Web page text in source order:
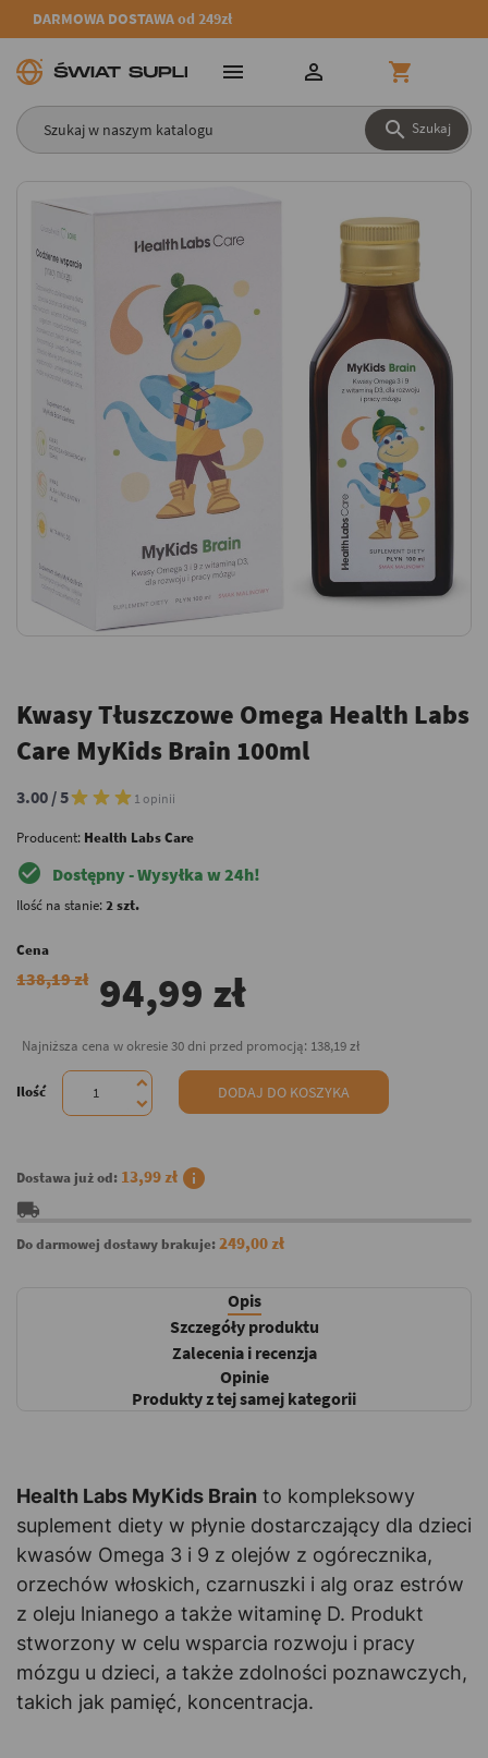
DARMOWA DOSTAWA od 249zł
 Szukaj
  
Kwasy Tłuszczowe Omega Health Labs
Care MyKids Brain 100ml
3.00 / 5 1 opinii
Producent: Health Labs Care
check_circle Dostępny - Wysyłka w 24h!
Ilość na stanie:2 szt.
Cena
138,19 zł 94,99 zł
Najniższa cena w okresie 30 dni przed promocją: 138,19 zł
Ilość DODAJ DO KOSZYKA
Dostawa już od: 13,99 zł info
local_shipping
Do darmowej dostawy brakuje:249,00 zł
Opis
Szczegóły produktu
Zalecenia i recenzja
Opinie
Produkty z tej samej kategorii
Health Labs MyKids Brain to kompleksowy
suplement diety w płynie dostarczający dla dzieci
kwasów Omega 3 i 9 z olejów z ogórecznika,
orzechów włoskich, czarnuszki i alg oraz estrów
z oleju lnianego a także witaminę D. Produkt
stworzony w celu wsparcia rozwoju i pracy
mózgu u dzieci, a także zdolności poznawczych,
takich jak pamięć, koncentracja.